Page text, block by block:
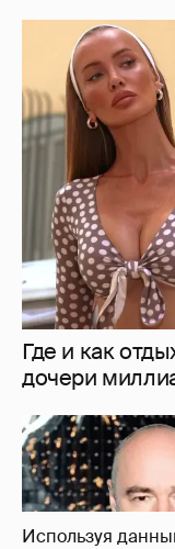
Используя
Где и как
дочери
"Оплаченный
Диброва
жене своего